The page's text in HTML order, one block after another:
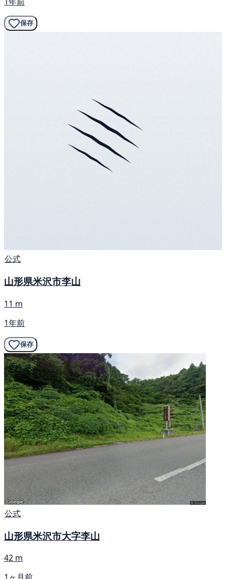
保存
公式
山形県米沢市李山
11 m
1年前
保存
公式
山形県米沢市大字李山
42 m